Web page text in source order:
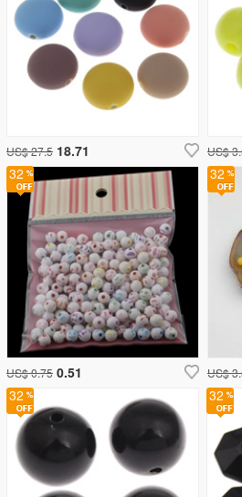
US$ 27.5 18.71 US$
32
US$ 0.75 0.51
32
US$
32
32